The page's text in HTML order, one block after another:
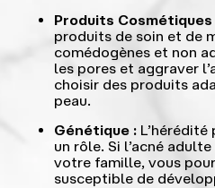
Produits Cosmétiques
produits de soin et de
comédogènes et non
les pores et aggraver
choisir des produits
peau.
Génétique :L’hérédité
un rôle. Si l’acné
votre famille, vous
susceptible de